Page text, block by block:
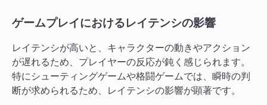
ゲームプレイにおけるレイテンシの影響
レイテンシが高いと、キャラクターの動きやアクション
が遅れるため、プレイヤーの反応が鈍く感じられます。
特にシューティングゲームや格闘ゲームでは、瞬時の判
断が求められるため、レイテンシの影響が顕著です。